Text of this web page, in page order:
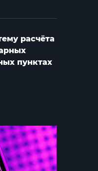
расчёта
пунктах